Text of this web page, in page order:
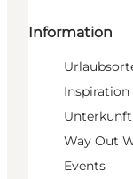
Information
Inspiration
Unterkunft
Way Out
Events